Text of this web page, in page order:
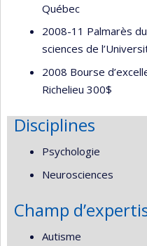
Québec
2008-11 Palmarès
sciences de
2008 Bourse
Richelieu 300$
Disciplines
Psychologie
Neurosciences
Champ
Autisme